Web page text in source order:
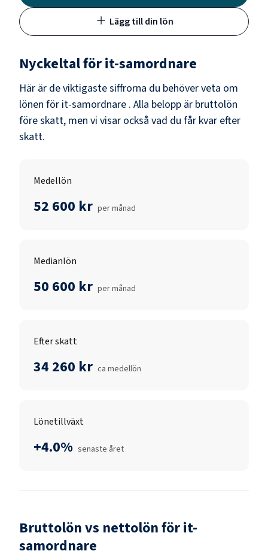
Lägg till din lön
Nyckeltal förit-samordnare
Här är de viktigaste siffrorna du behöver veta om
lönen för it-samordnare . Alla belopp är bruttolön
före skatt, men vi visar också vad du får kvar efter
skatt.
Medellön
52 600 kr per månad
Medianlön
50 600 kr per månad
Efter skatt
34 260 kr ca medellön
Lönetillväxt
+4.0% senaste året
Bruttolön vs nettolön förit-
samordnare